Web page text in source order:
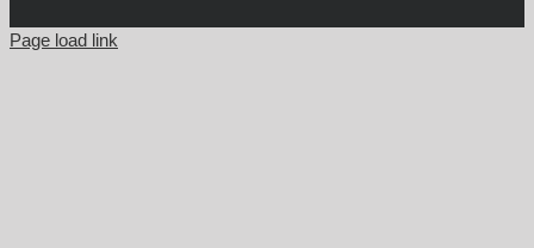
Page load link